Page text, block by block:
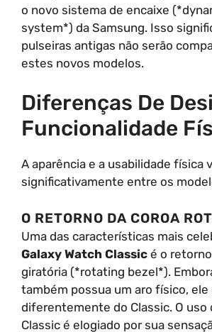
o novo sistema de encaixe
system*) da Samsung. Isso
pulseiras antigas não serão
estes novos modelos.
Diferenças De
Funcionalidade
A aparência e a usabilidade física
significativamente entre os
O RETORNO DA COROA
Uma das características mais
Galaxy Watch Classic é o
giratória (*rotating bezel*).
também possua um aro físico, ele
diferentemente do Classic. O uso
Classic é elogiado por sua